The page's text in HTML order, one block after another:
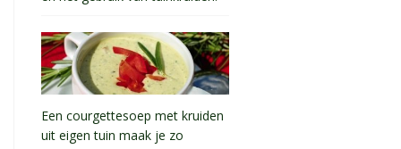
Een courgettesoep met kruiden
uit eigen tuin maak je zo